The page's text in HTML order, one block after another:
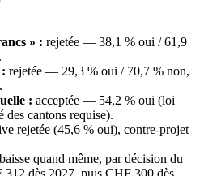
» : rejetée — 38,1 % oui / 61,9
rejetée — 29,3 % oui / 70,7 % non,
: acceptée — 54,2 % oui (loi
des cantons requise).
rejetée (45,6 % oui), contre-projet
quand même, par décision du
dès 2027, puis CHF 300 dès